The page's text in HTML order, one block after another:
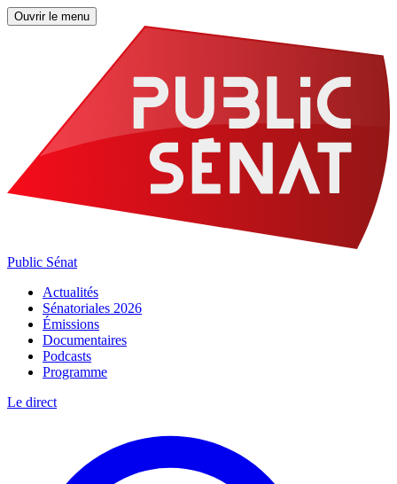
Ouvrir le menu
Public Sénat
Actualités
Sénatoriales 2026
Émissions
Documentaires
Podcasts
Programme
Le direct